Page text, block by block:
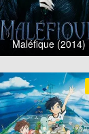
Maléfique (2014)